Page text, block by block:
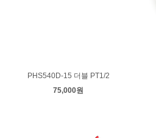
PHS540D-15 더블 PT1/2
75,000원